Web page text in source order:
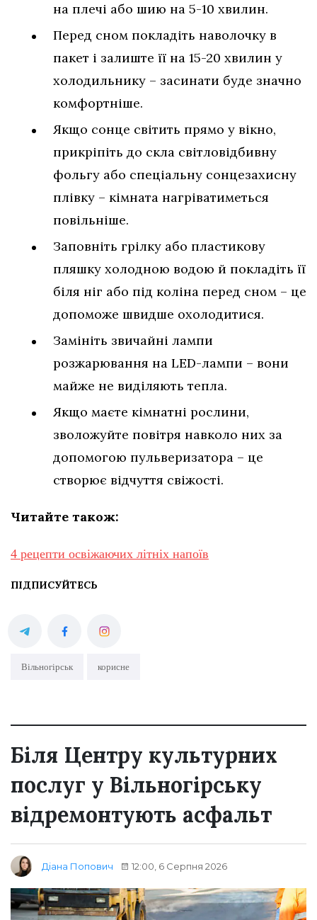
на плечі або шию на 5-10 хвилин.
Перед сном покладіть наволочку в
пакет і залиште її на 15-20 хвилин у
холодильнику – засинати буде значно
комфортніше.
Якщо сонце світить прямо у вікно,
прикріпіть до скла світловідбивну
фольгу або спеціальну сонцезахисну
плівку – кімната нагріватиметься
повільніше.
Заповніть грілку або пластикову
пляшку холодною водою й покладіть її
біля ніг або під коліна перед сном – це
допоможе швидше охолодитися.
Замініть звичайні лампи
розжарювання на LED-лампи – вони
майже не виділяють тепла.
Якщо маєте кімнатні рослини,
зволожуйте повітря навколо них за
допомогою пульверизатора – це
створює відчуття свіжості.
Читайте також:
4 рецепти освіжаючих літніх напоїв
ПІДПИСУЙТЕСЬ
Вільногірськ корисне
Біля Центру культурних
послуг у Вільногірську
відремонтують асфальт
Діана Попович 12:00, 6 Серпня 2026